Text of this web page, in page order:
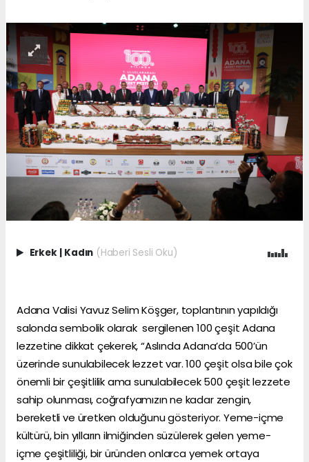
Erkek | Kadın (Haberi Sesli Oku)
Adana Valisi Yavuz Selim Köşger, toplantının yapıldığı
salonda sembolik olarak sergilenen 100 çeşit Adana
lezzetine dikkat çekerek, “Aslında Adana’da 500’ün
üzerinde sunulabilecek lezzet var. 100 çeşit olsa bile çok
önemli bir çeşitlilik ama sunulabilecek 500 çeşit lezzete
sahip olunması, coğrafyamızın ne kadar zengin,
bereketli ve üretken olduğunu gösteriyor. Yeme-içme
kültürü, bin yılların ilmiğinden süzülerek gelen yeme-
içme çeşitliliği, bir üründen onlarca yemek ortaya